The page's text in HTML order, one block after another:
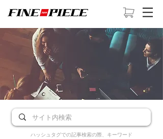
ハッシュタグでの記事検索の際、キーワード